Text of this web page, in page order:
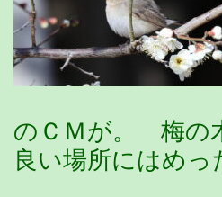
のＣＭが。 梅の
良い場所にはめ